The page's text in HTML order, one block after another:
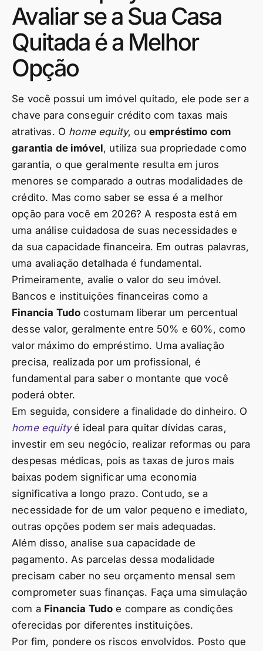
Avaliar se a Sua Casa
Quitada é a Melhor
Opção
Se você possui um imóvel quitado, ele pode ser a
chave para conseguir crédito com taxas mais
atrativas. O home equity, ou empréstimo com
garantia de imóvel, utiliza sua propriedade como
garantia, o que geralmente resulta em juros
menores se comparado a outras modalidades de
crédito. Mas como saber se essa é a melhor
opção para você em 2026? A resposta está em
uma análise cuidadosa de suas necessidades e
da sua capacidade financeira. Em outras palavras,
uma avaliação detalhada é fundamental.
Primeiramente, avalie o valor do seu imóvel.
Bancos e instituições financeiras como a
Financia Tudo costumam liberar um percentual
desse valor, geralmente entre 50% e 60%, como
valor máximo do empréstimo. Uma avaliação
precisa, realizada por um profissional, é
fundamental para saber o montante que você
poderá obter.
Em seguida, considere a finalidade do dinheiro. O
home equityé ideal para quitar dívidas caras,
investir em seu negócio, realizar reformas ou para
despesas médicas, pois as taxas de juros mais
baixas podem significar uma economia
significativa a longo prazo. Contudo, se a
necessidade for de um valor pequeno e imediato,
outras opções podem ser mais adequadas.
Além disso, analise sua capacidade de
pagamento. As parcelas dessa modalidade
precisam caber no seu orçamento mensal sem
comprometer suas finanças. Faça uma simulação
com a Financia Tudo e compare as condições
oferecidas por diferentes instituições.
Por fim, pondere os riscos envolvidos. Posto que